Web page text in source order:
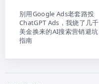
别用Google Ads老套路投
ChatGPT Ads，我烧了几千
美金换来的AI搜索营销避坑
指南